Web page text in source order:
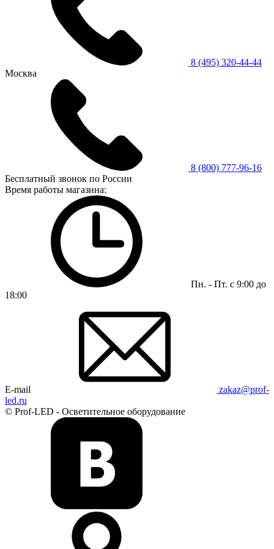
8 (495) 320-44-44
Москва
8 (800) 777-96-16
Бесплатный звонок по России
Время работы магазина:
Пн. - Пт. с 9:00 до
18:00
E-mail
zakaz@prof-
led.ru
© Prof-LED - Осветительное оборудование